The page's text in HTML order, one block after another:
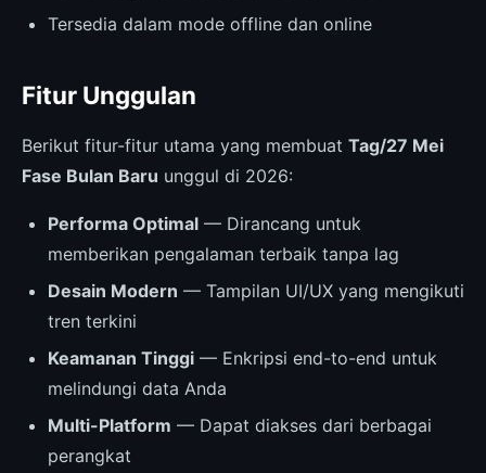
Tersedia dalam mode offline dan online
Fitur Unggulan
Berikut fitur-fitur utama yang membuat Tag/27 Mei
Fase Bulan Baru unggul di 2026:
Performa Optimal — Dirancang untuk
memberikan pengalaman terbaik tanpa lag
Desain Modern — Tampilan UI/UX yang mengikuti
tren terkini
Keamanan Tinggi — Enkripsi end-to-end untuk
melindungi data Anda
Multi-Platform — Dapat diakses dari berbagai
perangkat